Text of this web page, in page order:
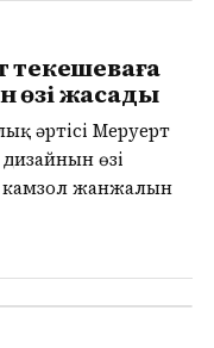
өзі жасады
әртісі Меруерт
өзі
камзол жанжалын